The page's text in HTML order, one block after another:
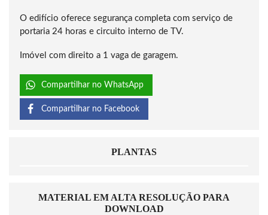
O edifício oferece segurança completa com serviço de
portaria 24 horas e circuito interno de TV.
Imóvel com direito a 1 vaga de garagem.
Compartilhar no WhatsApp
Compartilhar no Facebook
PLANTAS
MATERIAL EM ALTA RESOLUÇÃO PARA
DOWNLOAD